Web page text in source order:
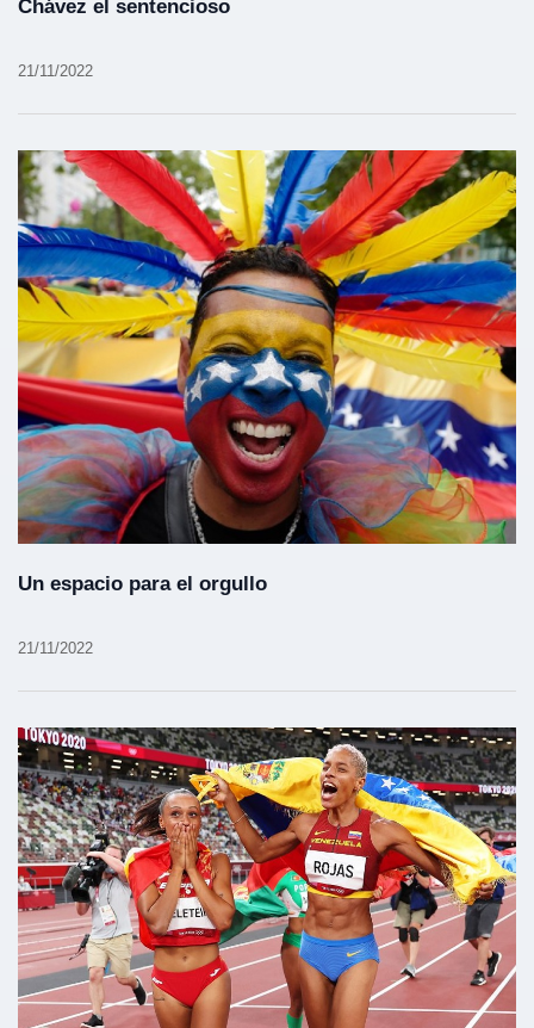
Chávez el sentencioso
21/11/2022
Un espacio para el orgullo
21/11/2022